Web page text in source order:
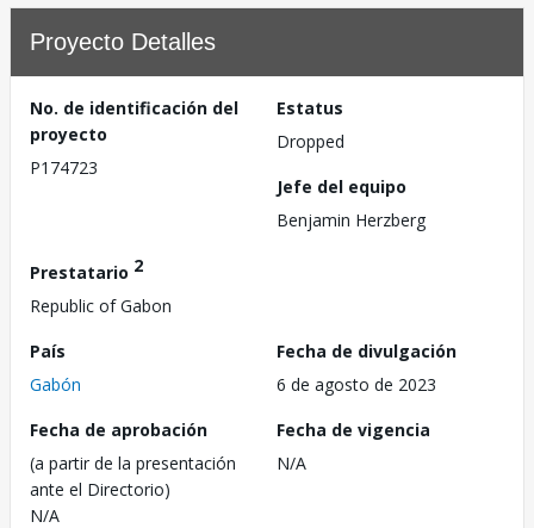
Proyecto Detalles
No. de identificación del
proyecto
P174723
Estatus
Dropped
Jefe del equipo
Benjamin Herzberg
Prestatario 2
Republic of Gabon
País
Gabón
Fecha de divulgación
6 de agosto de 2023
Fecha de aprobación
(a partir de la presentación
ante el Directorio)
N/A
Fecha de vigencia
N/A